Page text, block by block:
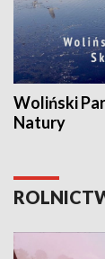
Woliński
Natury